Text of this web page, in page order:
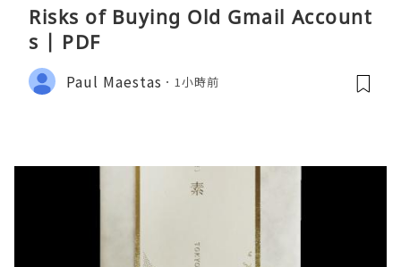
Risks of Buying Old Gmail Account
s | PDF
Paul Maestas 1小時前